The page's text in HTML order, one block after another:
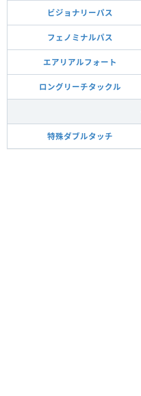
ビジョナリーパス
フェノミナルパス
エアリアルフォート
ロングリーチタックル
特殊ダブルタッチ